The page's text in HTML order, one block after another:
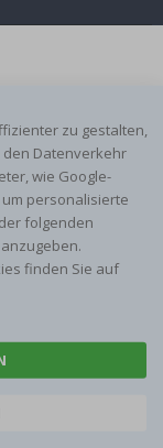
zu gestalten,
Datenverkehr
wie Google-
personalisierte
folgenden
finden Sie auf